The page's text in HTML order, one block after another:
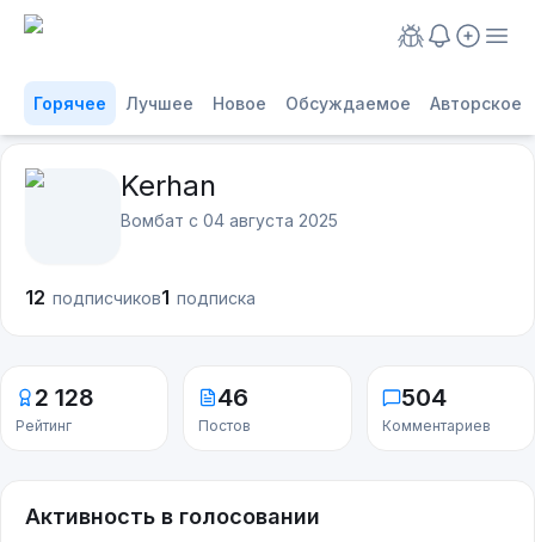
Горячее Лучшее Новое Обсуждаемое Авторское
Kerhan
Вомбат с 04 августа 2025
12 подписчиков1 подписка
2 128
Рейтинг
46
Постов
504
Комментариев
Активность в голосовании